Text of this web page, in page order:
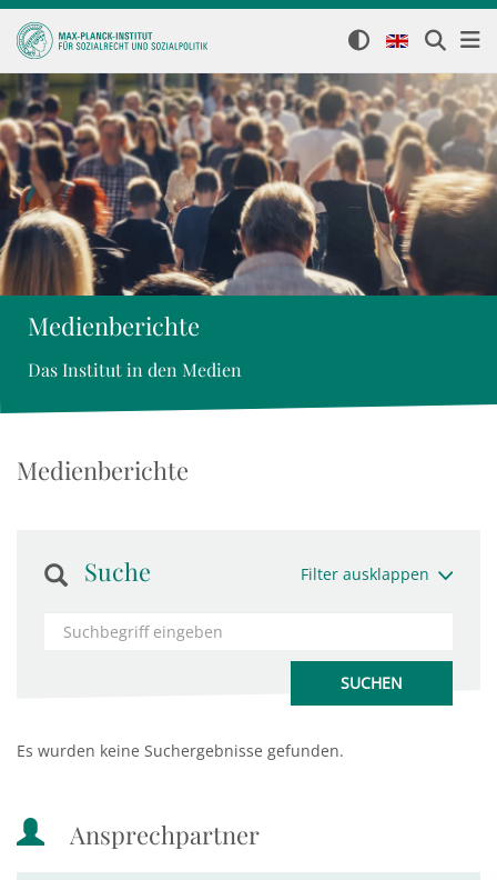
Medienberichte
Das Institut in den Medien
Medienberichte
Suche Filter ausklappen
Es wurden keine Suchergebnisse gefunden.
Ansprechpartner